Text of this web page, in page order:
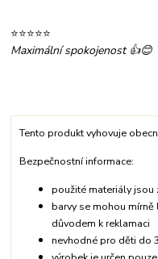
⭐⭐⭐⭐⭐
Maximální spokojenost 👍😊
Tento produkt vyhovuje
Bezpečnostní informace:
použité materiály jsou
barvy se mohou
důvodem k reklamaci
nevhodné pro děti do